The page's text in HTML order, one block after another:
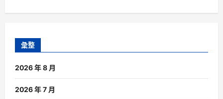
彙整
2026 年 8 月
2026 年 7 月